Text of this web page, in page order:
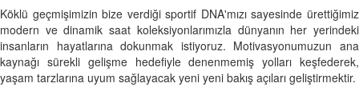
Köklü geçmişimizin bize verdiği sportif DNA'mızı sayesinde ürettiğimiz
modern ve dinamik saat koleksiyonlarımızla dünyanın her yerindeki
insanların hayatlarına dokunmak istiyoruz. Motivasyonumuzun ana
kaynağı sürekli gelişme hedefiyle denenmemiş yolları keşfederek,
yaşam tarzlarına uyum sağlayacak yeni yeni bakış açıları geliştirmektir.